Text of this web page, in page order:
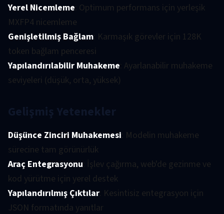
Yerel Nicemleme: Optimum performans için yerleşik
MXFP4 nicemleme
Genişletilmiş Bağlam: Karmaşık görevler için 128K
token bağlam penceresi
Yapılandırılabilir Muhakeme: Ayarlanabilir muhakeme
seviyeleri (düşük, orta, yüksek)
Gelişmiş Yetenekler
Düşünce Zinciri Muhakemesi: Modelin muhakeme
sürecine tam görünürlük
Araç Entegrasyonu: İşlev çağırma, web'de gezinme ve
kod yürütme için yerel destek
Yapılandırılmış Çıktılar: Kesintisiz entegrasyon için
JSON formatında yanıtlar